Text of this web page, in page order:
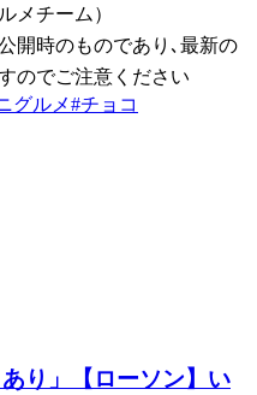
メチーム）
開時のものであり､最新の
のでご注意ください
グルメ#チョコ
り」【ローソン】い